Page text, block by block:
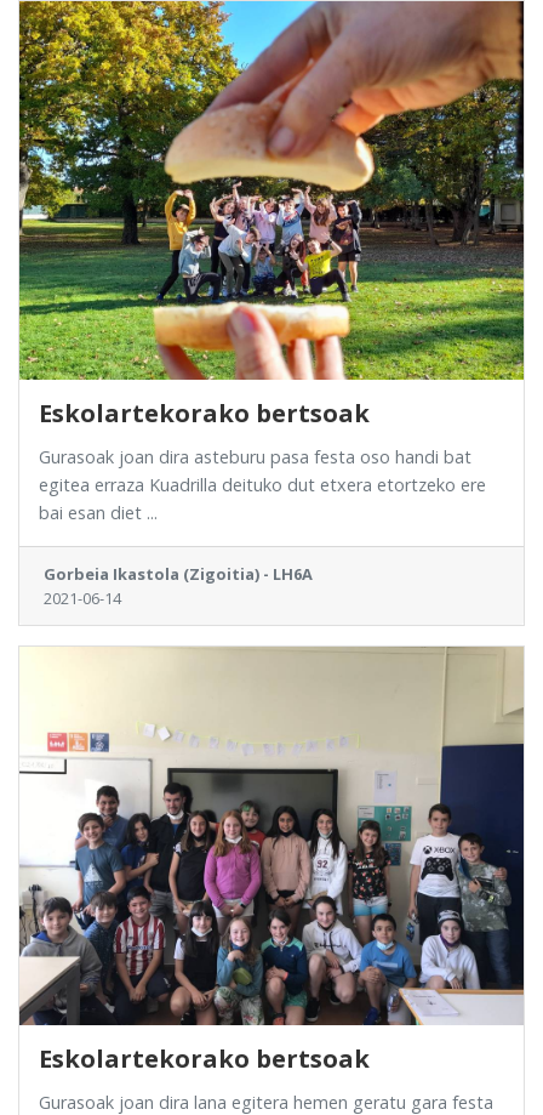
Eskolartekorako bertsoak
Gurasoak joan dira asteburu pasa festa oso handi bat
egitea erraza Kuadrilla deituko dut etxera etortzeko ere
bai esan diet ...
Gorbeia Ikastola (Zigoitia) - LH6A
2021-06-14
Eskolartekorako bertsoak
Gurasoak joan dira lana egitera hemen geratu gara festa